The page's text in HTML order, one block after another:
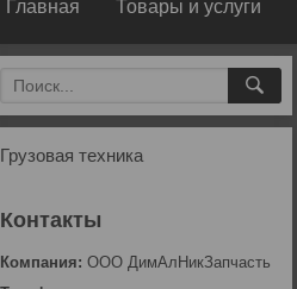
Главная Товары и услуги
Грузовая техника
ООО ДимАлНикЗапчасть